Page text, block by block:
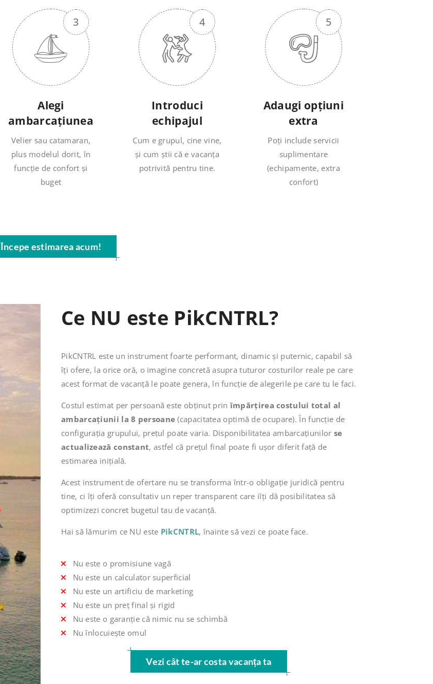
Alegi
ambarcațiunea
Velier sau catamaran,
plus modelul dorit, în
funcție de confort și
buget
Introduci
echipajul
Cum e grupul, cine vine,
și cum știi că e vacanța
potrivită pentru tine.
Adaugi opțiuni
extra
Poți include servicii
suplimentare
(echipamente, extra
confort)
Începe estimarea acum!
Ce NU este PikCNTRL?
PikCNTRL este un instrument foarte performant, dinamic și puternic, capabil să
îți ofere, la orice oră, o imagine concretă asupra tuturor costurilor reale pe care
acest format de vacanță le poate genera, în funcție de alegerile pe care tu le faci.
Costul estimat per persoană este obținut prinîmpărțirea costului total al
ambarcațiunii la 8 persoane (capacitatea optimă de ocupare). În funcție de
configurația grupului, prețul poate varia. Disponibilitatea ambarcațiunilor se
actualizează constant, astfel că prețul final poate fi ușor diferit față de
estimarea inițială.
Acest instrument de ofertare nu se transforma într-o obligație juridică pentru
tine, ci îți oferă consultativ un reper transparent care iîți dă posibilitatea să
optimizezi concret bugetul tau de vacanță.
Hai să lămurim ce NU este PikCNTRL, înainte să vezi ce poate face.
Nu este o promisiune vagă
Nu este un calculator superficial
Nu este un artificiu de marketing
Nu este un preț final și rigid
Nu este o garanție că nimic nu se schimbă
Nu înlocuiește omul
Vezi cât te-ar costa vacanța ta